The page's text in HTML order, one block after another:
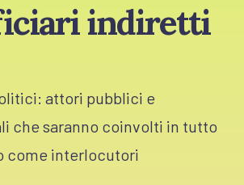
indiretti
attori pubblici e
che saranno coinvolti in tutto
come interlocutori